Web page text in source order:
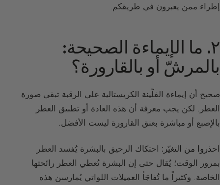
إطراء ممن يعبرون في طريقكم.
٢. ما الإيماءة الصحيحة:
بالمرشّ أو بالقارورة؟
صحيح أن إيماءة الفلّينة الكريستالية على الرقبة تبقى صورة
العطر. لكن يجب معرفة أن هذه العادة أو تطبيق العطر
بالإصبع أو مباشرة بعنق القارورة ليست الأفضل.
احذروا من التغيّر: احتكاك الرحيق بالبشرة يُفسد العطر
بمرور الوقت؛ يُقال حتى إن البشرة تُعطي العطر رائحتها
الخاصة. وكثيراً ما تُفاجَأ العميلات اللواتي يُمارسن هذه